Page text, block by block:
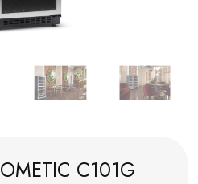
C101G